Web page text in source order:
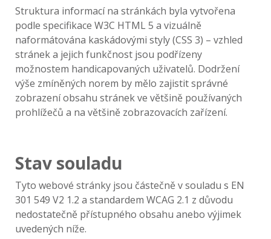
Struktura informací na stránkách byla vytvořena
podle specifikace W3C HTML 5 a vizuálně
naformátována kaskádovými styly (CSS 3) – vzhled
stránek a jejich funkčnost jsou podřízeny
možnostem handicapovaných uživatelů. Dodržení
výše zmíněných norem by mělo zajistit správné
zobrazení obsahu stránek ve většině používaných
prohlížečů a na většině zobrazovacích zařízení.
Stav souladu
Tyto webové stránky jsou částečně v souladu s EN
301 549 V2 1.2 a standardem WCAG 2.1 z důvodu
nedostatečně přístupného obsahu anebo výjimek
uvedených níže.